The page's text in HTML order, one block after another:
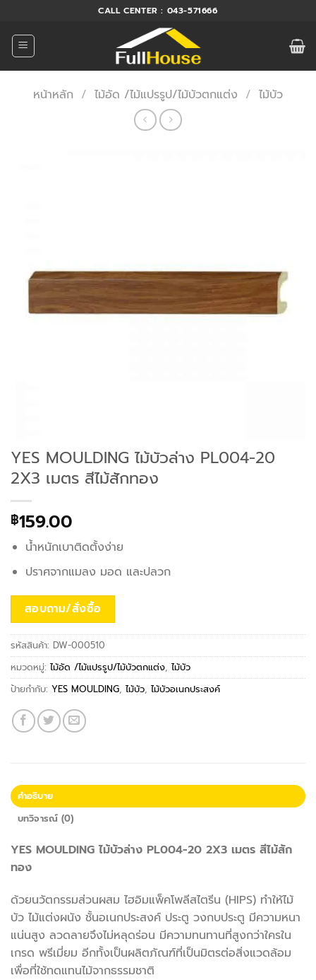
ยัง
เนื้อหา
CALL CENTER : 043-571666
หน้าหลัก / ไม้อัด /ไม้แปรรูป/ไม้บัวตกแต่ง / ไม้บัว
YES MOULDING ไม้บัวล่าง PL004-20
2X3 เมตร สีไม้สักทอง
฿159.00
น้ำหนักเบาติดตั้งง่าย
ปราศจากแมลง มอด และปลวก
สอบถาม/สั่งซื้อ
รหัสสินค้า: DW-000510
หมวดหมู่: ไม้อัด /ไม้แปรรูป/ไม้บัวตกแต่ง, ไม้บัว
ป้ายกำกับ: YES MOULDING, ไม้บัว, ไม้บัวอเนกประสงค์
คำอธิบาย
บทวิจารณ์ (0)
YES MOULDING ไม้บัวล่าง PL004-20 2X3 เมตร สีไม้สัก
ทอง
ด้วยนวัตกรรมส่วนผสม ไฮอิมแพ็คโพลีสไตรีน (HIPS) ทำให้ไม้
บัว ไม้แต่งผนัง ชั้นอเนกประสงค์ ประตู วงกบประตู มีความหนา
แน่นสูง ลวดลายจึงไม่หลุดร่อน มีความทนทานที่สูงกว่าใครใน
เกรด พรีเมี่ยม อีกทั้งเป็นผลิตภัณฑ์ที่เป็นมิตรต่อสิ่งแวดล้อม
เพื่อที่ใช้ทดแทนไม้จากธรรมชาติ